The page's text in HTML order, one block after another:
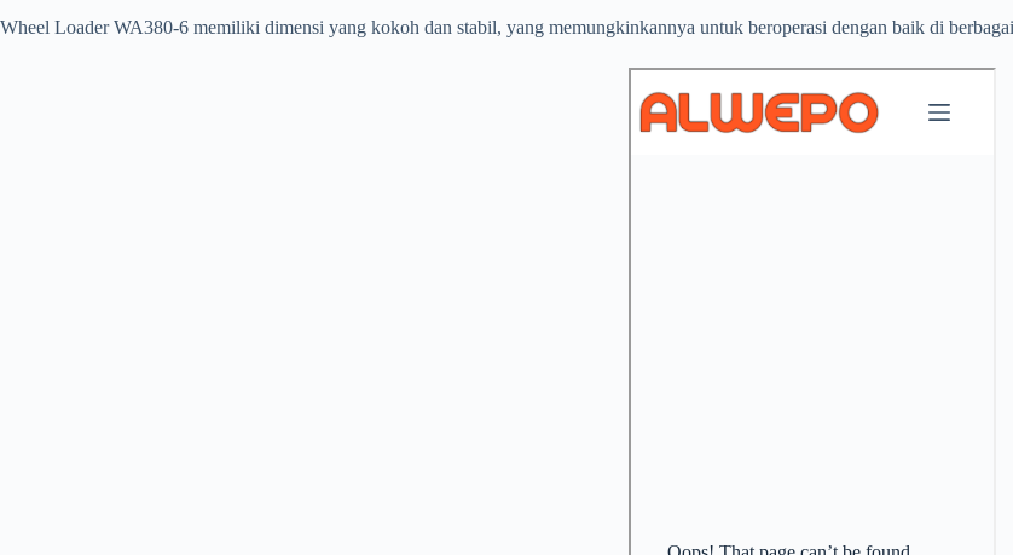
Wheel Loader WA380-6 memiliki dimensi yang kokoh dan stabil, yang memungkinkannya untuk beroperasi dengan baik di